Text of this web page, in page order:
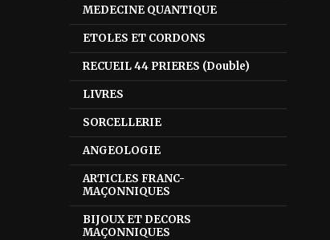
MEDECINE QUANTIQUE
ETOLES ET CORDONS
RECUEIL 44 PRIERES (Double)
LIVRES
SORCELLERIE
ANGEOLOGIE
ARTICLES FRANC-
MAÇONNIQUES
BIJOUX ET DECORS
MAÇONNIQUES